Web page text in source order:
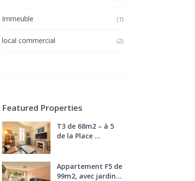
Immeuble (1)
local commercial (2)
Featured Properties
T3 de 68m2 – à 5
de la Place ...
Appartement F5 de
99m2, avec jardin...